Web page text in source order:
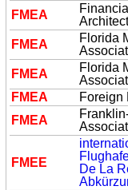
FMEA
FMEA
Florida
FMEA
Florida
FMEA
Foreign
FMEA
FME E
De La